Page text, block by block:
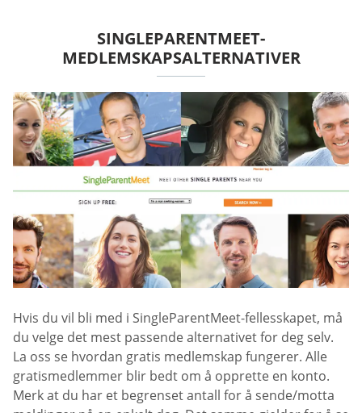
SINGLEPARENTMEET-
MEDLEMSKAPSALTERNATIVER
Hvis du vil bli med i SingleParentMeet-fellesskapet, må
du velge det mest passende alternativet for deg selv.
La oss se hvordan gratis medlemskap fungerer. Alle
gratismedlemmer blir bedt om å opprette en konto.
Merk at du har et begrenset antall for å sende/motta